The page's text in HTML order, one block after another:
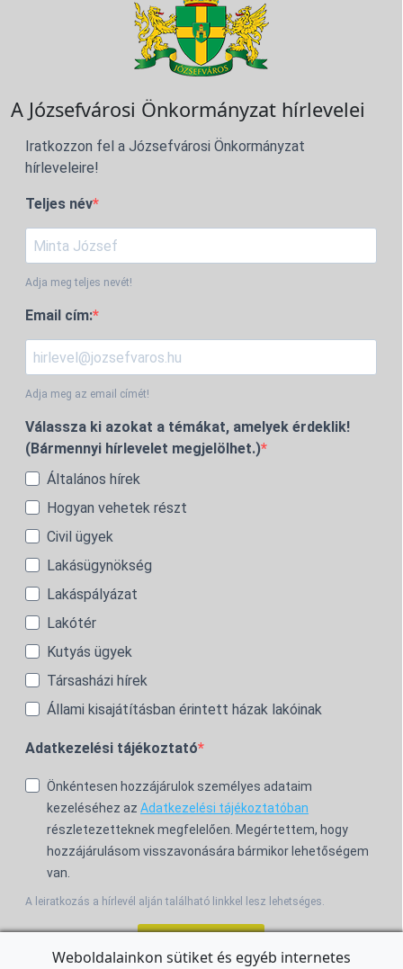
A Józsefvárosi Önkormányzat hírlevelei
Iratkozzon fel a Józsefvárosi Önkormányzat
hírleveleire!
Teljes név
Adja meg teljes nevét!
Email cím:
Adja meg az email címét!
Válassza ki azokat a témákat, amelyek érdeklik!
(Bármennyi hírlevelet megjelölhet.)
Általános hírek
Hogyan vehetek részt
Civil ügyek
Lakásügynökség
Lakáspályázat
Lakótér
Kutyás ügyek
Társasházi hírek
Állami kisajátításban érintett házak lakóinak
Adatkezelési tájékoztató
Önkéntesen hozzájárulok személyes adataim
kezeléséhez az Adatkezelési tájékoztatóban
részletezetteknek megfelelően. Megértettem, hogy
hozzájárulásom visszavonására bármikor lehetőségem
van.
A leiratkozás a hírlevél alján található linkkel lesz lehetséges.
Weboldalainkon sütiket és egyéb internetes